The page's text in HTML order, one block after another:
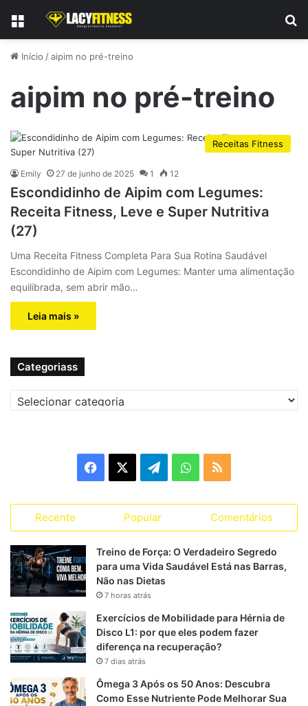
Menu
Início /aipim no pré-treino
aipim no pré-treino
Receitas Fitness
Emily 27 de junho de 2025 1 12
Escondidinho de Aipim com Legumes:
Receita Fitness, Leve e Super Nutritiva
(27)
Uma Receita Fitness Completa Para Sua Rotina Saudável
Escondidinho de Aipim com Legumes: Manter uma alimentação
equilibrada, sem abrir mão…
Leia mais »
Categoriass
a
e
b
o
k
e
g
a
W
t
p
S
Recente Popular Comentários
Treino de Força: O Verdadeiro Segredo
para uma Vida Saudável Está nas Barras,
Não nas Dietas
7 horas atrás
Exercícios de Mobilidade para Hérnia de
Disco L1: por que eles podem fazer
diferença na recuperação?
7 dias atrás
Ômega 3 Após os 50 Anos: Descubra
Como Esse Nutriente Pode Melhorar Sua